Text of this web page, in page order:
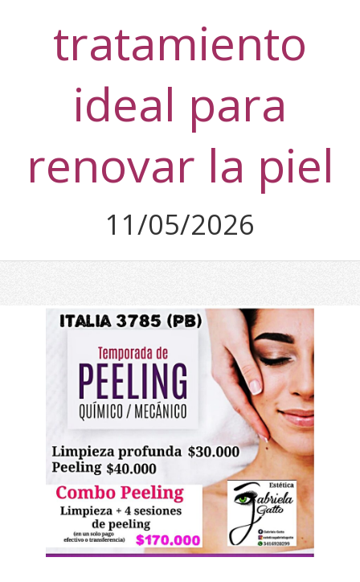
tratamiento
ideal para
renovar la piel
11/05/2026